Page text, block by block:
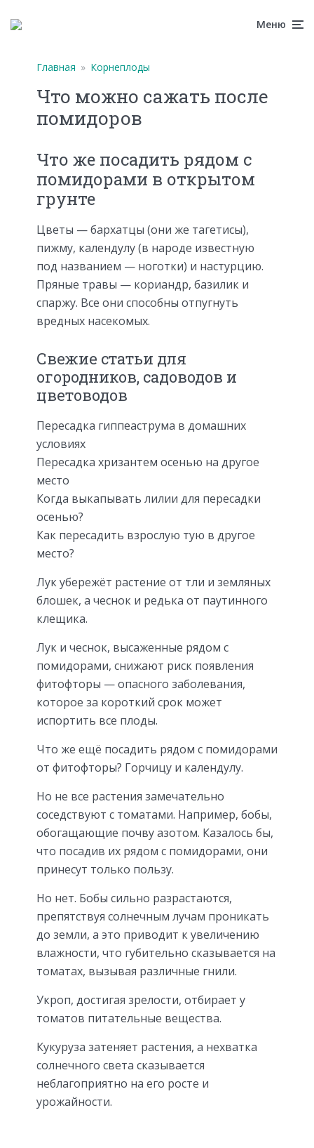
Меню
Главная » Корнеплоды
Что можно сажать после
помидоров
Что же посадить рядом с
помидорами в открытом
грунте
Цветы — бархатцы (они же тагетисы),
пижму, календулу (в народе известную
под названием — ноготки) и настурцию.
Пряные травы — кориандр, базилик и
спаржу. Все они способны отпугнуть
вредных насекомых.
Свежие статьи для
огородников, садоводов и
цветоводов
Пересадка гиппеаструма в домашних
условиях
Пересадка хризантем осенью на другое
место
Когда выкапывать лилии для пересадки
осенью?
Как пересадить взрослую тую в другое
место?
Лук убережёт растение от тли и земляных
блошек, а чеснок и редька от паутинного
клещика.
Лук и чеснок, высаженные рядом с
помидорами, снижают риск появления
фитофторы — опасного заболевания,
которое за короткий срок может
испортить все плоды.
Что же ещё посадить рядом с помидорами
от фитофторы? Горчицу и календулу.
Но не все растения замечательно
соседствуют с томатами. Например, бобы,
обогащающие почву азотом. Казалось бы,
что посадив их рядом с помидорами, они
принесут только пользу.
Но нет. Бобы сильно разрастаются,
препятствуя солнечным лучам проникать
до земли, а это приводит к увеличению
влажности, что губительно сказывается на
томатах, вызывая различные гнили.
Укроп, достигая зрелости, отбирает у
томатов питательные вещества.
Кукуруза затеняет растения, а нехватка
солнечного света сказывается
неблагоприятно на его росте и
урожайности.